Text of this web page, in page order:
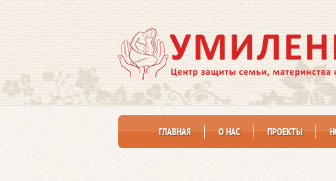
ГЛАВНАЯ О НАС ПРОЕКТЫ